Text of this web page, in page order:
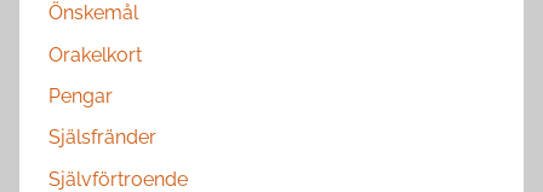
Önskemål
Orakelkort
Pengar
Själsfränder
Självförtroende